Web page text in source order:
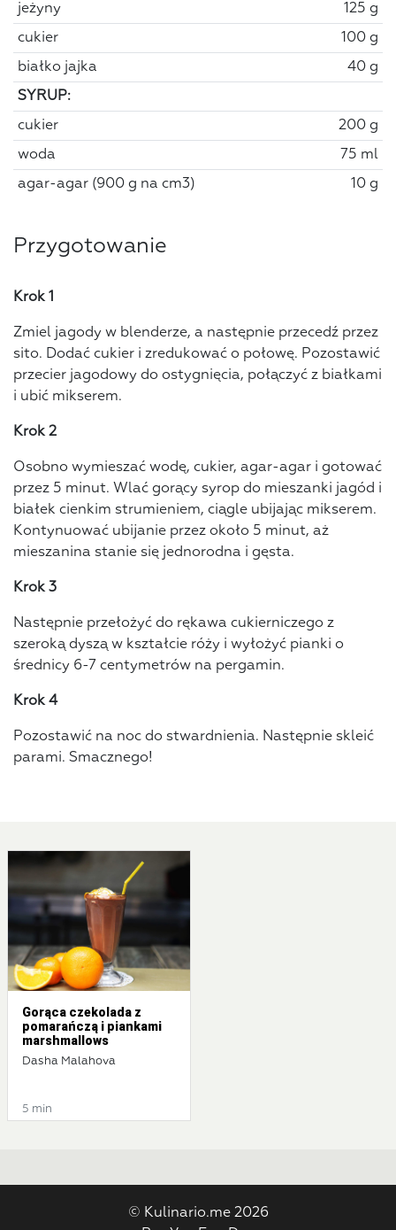
jeżyny 125 g
cukier 100 g
białko jajka 40 g
SYRUP:
cukier 200 g
woda 75 ml
agar-agar (900 g na cm3) 10 g
Przygotowanie
Krok 1
Zmiel jagody w blenderze, a następnie przecedź przez
sito. Dodać cukier i zredukować o połowę. Pozostawić
przecier jagodowy do ostygnięcia, połączyć z białkami
i ubić mikserem.
Krok 2
Osobno wymieszać wodę, cukier, agar-agar i gotować
przez 5 minut. Wlać gorący syrop do mieszanki jagód i
białek cienkim strumieniem, ciągle ubijając mikserem.
Kontynuować ubijanie przez około 5 minut, aż
mieszanina stanie się jednorodna i gęsta.
Krok 3
Następnie przełożyć do rękawa cukierniczego z
szeroką dyszą w kształcie róży i wyłożyć pianki o
średnicy 6-7 centymetrów na pergamin.
Krok 4
Pozostawić na noc do stwardnienia. Następnie skleić
parami. Smacznego!
Gorąca czekolada z
pomarańczą i piankami
marshmallows
Dasha Malahova
5 min
© Kulinario.me 2026